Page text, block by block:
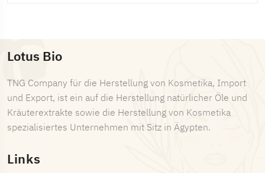
Lotus Bio
TNG Company für die Herstellung von Kosmetika, Import
und Export, ist ein auf die Herstellung natürlicher Öle und
Kräuterextrakte sowie die Herstellung von Kosmetika
spezialisiertes Unternehmen mit Sitz in Ägypten.
Links